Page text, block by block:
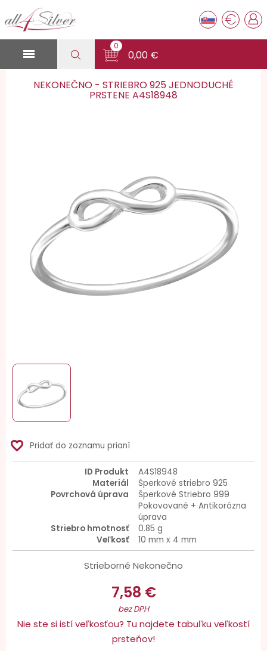
€

0
0,00 €
NEKONEČNO - STRIEBRO 925 JEDNODUCHÉ
PRSTENE A4S18948
favorite_border Pridať do zoznamu prianí
ID Produkt
A4S18948
Materiál
Šperkové striebro 925
Povrchová úprava
Šperkové Striebro 999
Pokovované + Antikorózna
úprava
Striebro hmotnosť
0.85 g
Veľkosť
10 mm x 4 mm
Strieborné Nekonečno
7,58 €
bez DPH
Nie ste si istí veľkosťou? Tu najdete tabuľku veľkostí
prsteňov!